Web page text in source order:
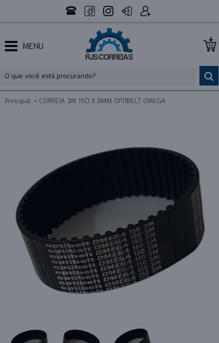
MENU
Principal CORREIA 3M 150 X 8MM OPTIBELT OMEGA